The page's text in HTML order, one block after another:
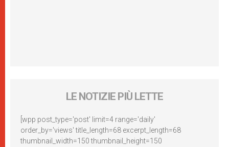
LE NOTIZIE PIÙ LETTE
[wpp post_type='post' limit=4 range='daily'
order_by='views' title_length=68 excerpt_length=68
thumbnail_width=150 thumbnail_height=150